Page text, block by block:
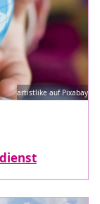
artistlike auf Pixabay